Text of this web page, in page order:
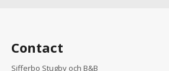
Contact
Sifferbo Stugby och B&B